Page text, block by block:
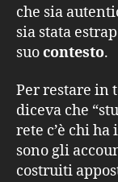
che sia
sia stata
suocontesto.
Per restare in
diceva che
rete c’è chi
sono gli
costruiti